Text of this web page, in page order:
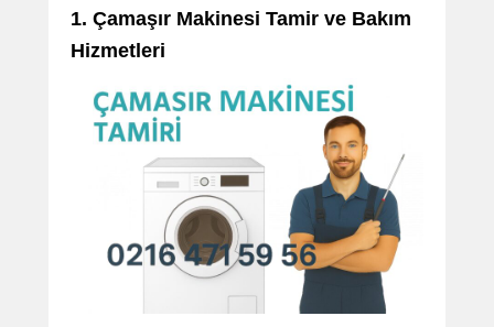
1. Çamaşır Makinesi Tamir ve Bakım
Hizmetleri